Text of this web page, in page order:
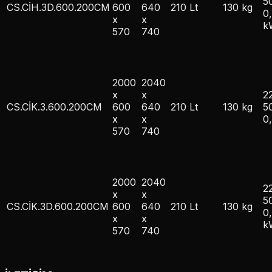
CS.CİH.3D.600.200CM 600
x
570
640
x
740
210 Lt 130 kg
CS.CİK.3.600.200CM
2000
x
600
x
570
2040
x
640
x
740
210 Lt 130 kg
CS.CİK.3D.600.200CM
2000
x
600
x
570
2040
x
640
x
740
210 Lt 130 kg